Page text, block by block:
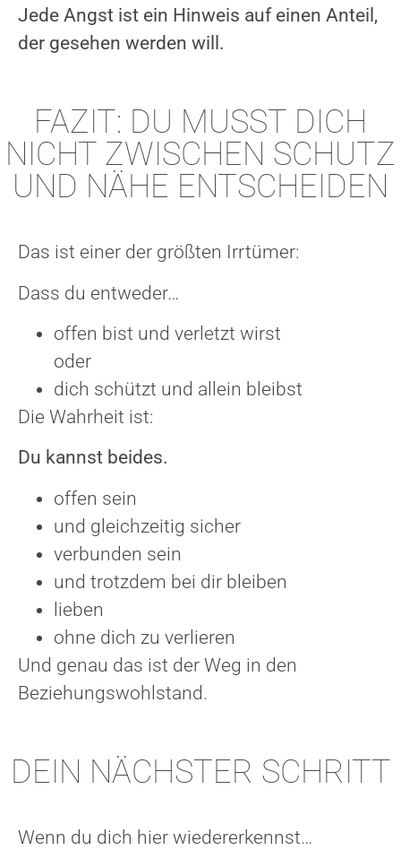
Jede Angst ist ein Hinweis auf einen Anteil,
der gesehen werden will.
FAZIT: DU MUSST DICH
NICHT ZWISCHEN SCHUTZ
UND NÄHE ENTSCHEIDEN
Das ist einer der größten Irrtümer:
Dass du entweder…
offen bist und verletzt wirst
oder
dich schützt und allein bleibst
Die Wahrheit ist:
Du kannst beides.
offen sein
und gleichzeitig sicher
verbunden sein
und trotzdem bei dir bleiben
lieben
ohne dich zu verlieren
Und genau das ist der Weg in den
Beziehungswohlstand.
DEIN NÄCHSTER SCHRITT
Wenn du dich hier wiedererkennst…